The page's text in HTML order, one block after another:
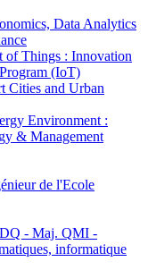
Data Analytics
Things : Innovation
(IoT)
Cities and Urban
Environment :
& Management
de l'Ecole
- Maj. QMI -
informatique